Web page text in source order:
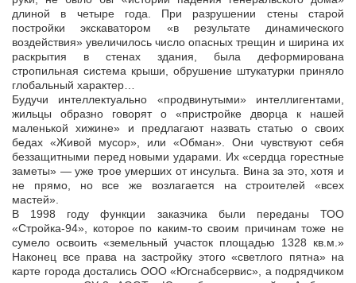
длиной в четыре года. При разрушении стены старой
постройки экскаватором «в результате динамического
воздействия» увеличилось число опасных трещин и ширина их
раскрытия в стенах здания, была деформирована
стропильная система крыши, обрушение штукатурки приняло
глобальный характер…
Будучи интеллектуально «продвинутыми» интеллигентами,
жильцы образно говорят о «пристройке дворца к нашей
маленькой хижине» и предлагают назвать статью о своих
бедах «Живой мусор», или «Обман». Они чувствуют себя
беззащитными перед новыми ударами. Их «сердца горестные
заметы» — уже трое умерших от инсульта. Вина за это, хотя и
не прямо, но все же возлагается на строителей «всех
мастей».
В 1998 году функции заказчика были переданы ТОО
«Стройка-94», которое по каким-то своим причинам тоже не
сумело освоить «земельный участок площадью 1328 кв.м.»
Наконец все права на застройку этого «светлого пятна» на
карте города достались ООО «Югснабсервис», а подрядчиком